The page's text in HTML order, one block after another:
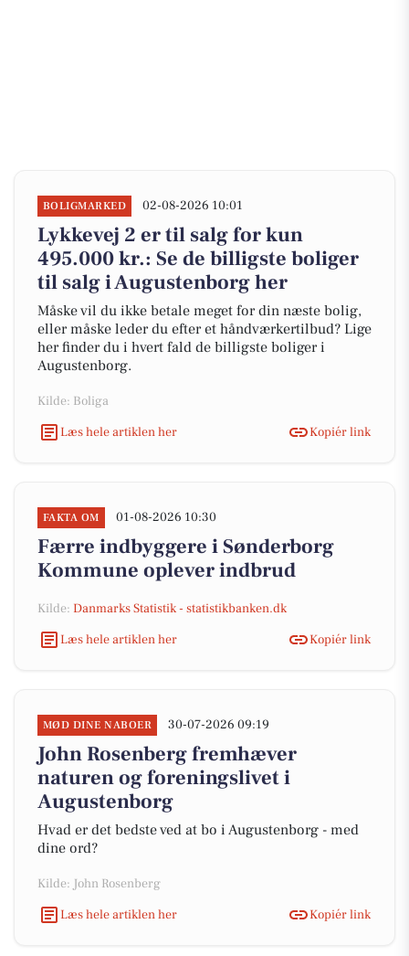
BOLIGMARKED 02-08-2026 10:01
Lykkevej 2 er til salg for kun
495.000 kr.: Se de billigste boliger
til salg i Augustenborg her
Måske vil du ikke betale meget for din næste bolig,
eller måske leder du efter et håndværkertilbud? Lige
her finder du i hvert fald de billigste boliger i
Augustenborg.
Kilde: Boliga
Læs hele artiklen her
Kopiér link
FAKTA OM 01-08-2026 10:30
Færre indbyggere i Sønderborg
Kommune oplever indbrud
Kilde: Danmarks Statistik - statistikbanken.dk
Læs hele artiklen her
Kopiér link
MØD DINE NABOER 30-07-2026 09:19
John Rosenberg fremhæver
naturen og foreningslivet i
Augustenborg
Hvad er det bedste ved at bo i Augustenborg - med
dine ord?
Kilde: John Rosenberg
Læs hele artiklen her
Kopiér link